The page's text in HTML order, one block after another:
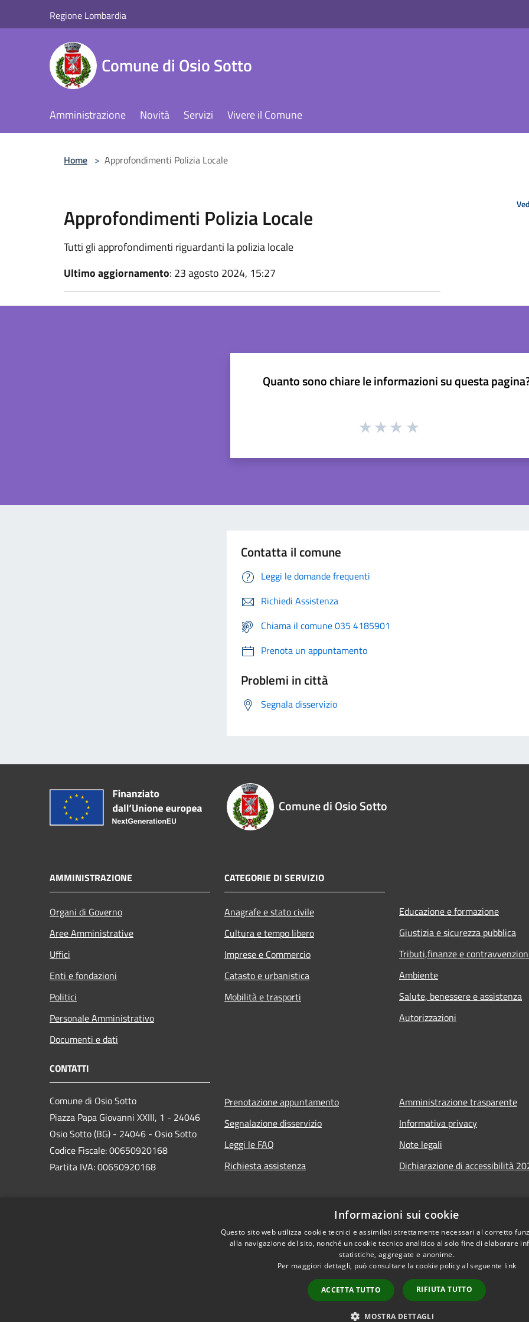
Regione Lombardia
Comune di Osio Sotto
Amministrazione Novità Servizi Vivere il Comune
Home > Approfondimenti Polizia Locale
Approfondimenti Polizia Locale
Tutti gli approfondimenti riguardanti la polizia locale
Ultimo aggiornamento: 23 agosto 2024, 15:27
Quanto sono chiare le informazioni su questa
Contatta il comune
Leggi le domande frequenti
Richiedi Assistenza
Chiama il comune 035 4185901
Prenota un appuntamento
Problemi in città
Segnala disservizio
Comune di Osio Sotto
AMMINISTRAZIONE
Organi di Governo
Aree Amministrative
Uffici
Enti e fondazioni
Politici
Personale Amministrativo
Documenti e dati
CATEGORIE DI SERVIZIO
Anagrafe e stato civile
Cultura e tempo libero
Imprese e Commercio
Catasto e urbanistica
Mobilità e trasporti
Educazione e formazione
Giustizia e sicurezza pubblica
Tributi,finanze e
Ambiente
Salute, benessere e assistenza
Autorizzazioni
CONTATTI
Comune di Osio Sotto
Piazza Papa Giovanni XXIII, 1 - 24046
Osio Sotto (BG) - 24046 - Osio Sotto
Codice Fiscale: 00650920168
Partita IVA: 00650920168
Prenotazione appuntamento
Segnalazione disservizio
Leggi le FAQ
Richiesta assistenza
Amministrazione trasparente
Informativa privacy
Note legali
Dichiarazione di accessibilità
Copyright © 2026 • Comune di
Informazioni sui cookie
Questo sito web utilizza cookie tecnici e assimilati strettamente necessari al corretto
alla navigazione del sito, nonché un cookie tecnico analitico al solo fine di elaborare
statistiche, aggregate e anonime.
Per maggiori dettagli, può consultare la cookie policy al seguente link
ACCETTA TUTTO RIFIUTA TUTTO
MOSTRA DETTAGLI